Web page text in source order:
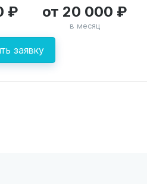
заявку
₽ от 20 000 ₽
в месяц